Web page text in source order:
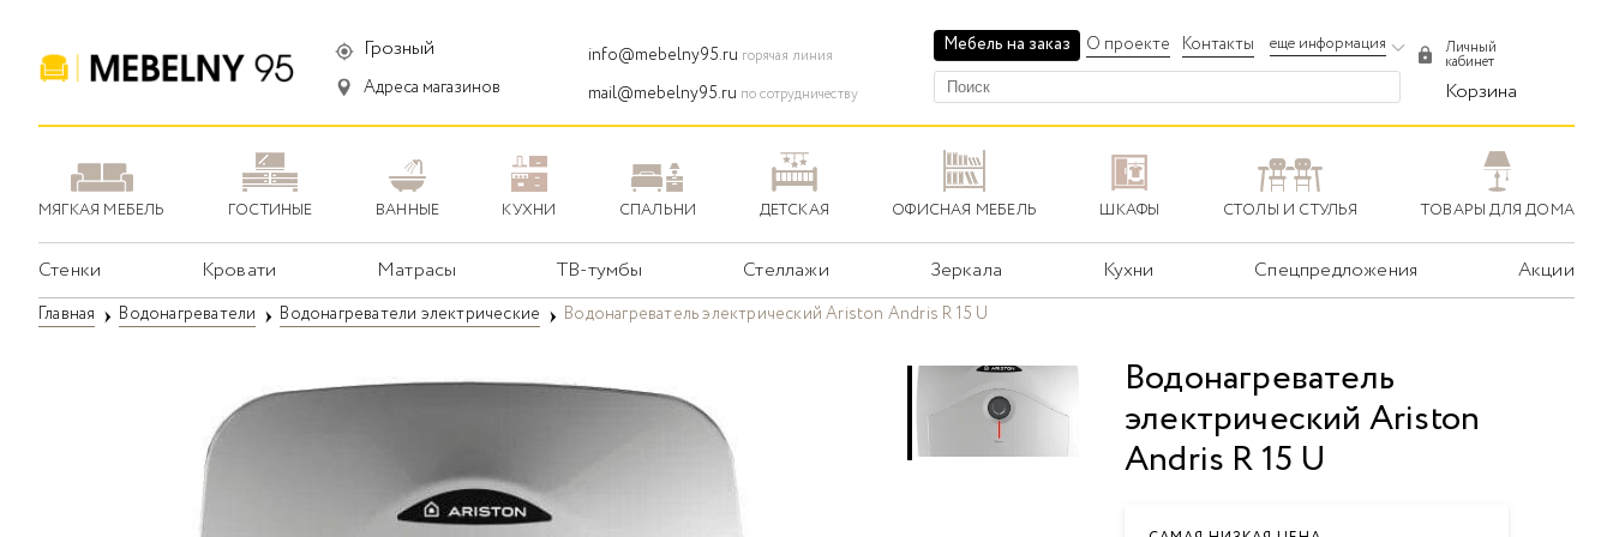
Грозный
Адреса магазинов
info@mebelny95.ru горячая линия
mail@mebelny95.ru по сотрудничеству
Мебель на заказ О проекте Контакты еще информация Личный
кабинет
Корзина
МЯГКАЯ МЕБЕЛЬ ГОСТИНЫЕ ВАННЫЕ КУХНИ СПАЛЬНИ ДЕТСКАЯ ОФИСНАЯ МЕБЕЛЬ ШКАФЫ СТОЛЫ И СТУЛЬЯ ТОВАРЫ ДЛЯ ДОМА
Стенки Кровати Матрасы ТВ-тумбы Стеллажи Зеркала Кухни Спецпредложения Акции
Главная Водонагреватели Водонагреватели электрические Водонагреватель электрический Ariston Andris R 15 U
Водонагреватель
электрический Ariston
Andris R 15 U